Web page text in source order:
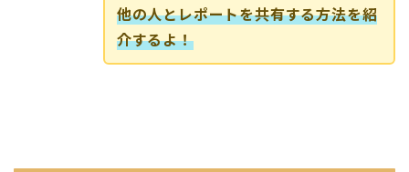
他の人とレポートを共有する方法を紹
介するよ！